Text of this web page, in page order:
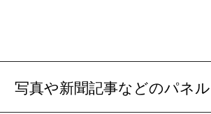
写真や新聞記事などのパネ